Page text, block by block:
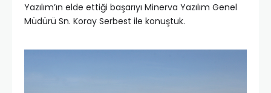
Yazılım’ın elde ettiği başarıyı Minerva Yazılım Genel
Müdürü Sn. Koray Serbest ile konuştuk.